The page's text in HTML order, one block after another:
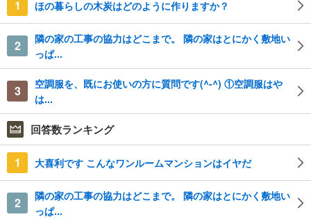
1 ほの暮らしの木炭はどのように作りますか？
2
隣の家の工事の協力はどこまで。 隣の家はとにかく敷地い
っぱ...
3
空調服を、既にお使いの方に質問です(^-^) ①空調服はや
は...
回答数ランキング
1 大喜利です こんなワンルームマンションはイヤだ
2
隣の家の工事の協力はどこまで。 隣の家はとにかく敷地い
っぱ...